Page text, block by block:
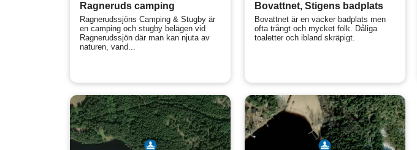
Ragneruds camping
Ragnerudssjöns Camping & Stugby är
en camping och stugby belägen vid
Ragnerudssjön där man kan njuta av
naturen, vand...
Bovattnet, Stigens badplats
Bovattnet är en vacker badplats men
ofta trångt och mycket folk. Dåliga
toaletter och ibland skräpigt.